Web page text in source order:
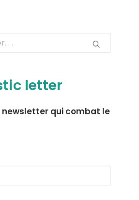
letter
newsletter qui combat le